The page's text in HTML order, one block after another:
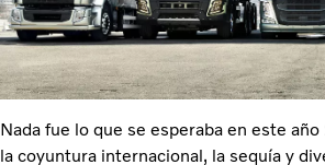
Nada fue lo que se esperaba en este
la coyuntura internacional, la sequía y